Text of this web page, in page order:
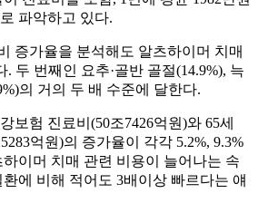
파악하고 있다.
증가율을 분석해도 알츠하이머 치매
. 두 번째인 요추·골반 골절(14.9%), 늑
의 거의 두 배 수준에 달한다.
보험 진료비(50조7426억원)와 65세
억원)의 증가율이 각각 5.2%, 9.3%
이머 치매 관련 비용이 늘어나는 속
에 비해 적어도 3배이상 빠르다는 얘